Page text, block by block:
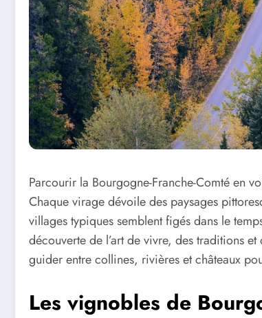
Parcourir la Bourgogne-Franche-Comté en
Chaque virage dévoile des paysages
villages typiques semblent figés dans le
découverte de l’art de vivre, des traditions
guider entre collines, rivières et châteaux
Les vignobles de